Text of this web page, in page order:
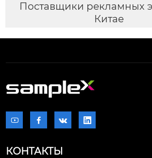
Поставщики рекламных
Китае
   
КОНТАКТЫ